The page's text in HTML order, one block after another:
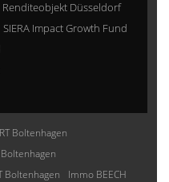
Renditeobjekt Düsseldorf
SIERA Impact Growth Fund
Boltenhagen
Boltenhagen
Immo BEECH